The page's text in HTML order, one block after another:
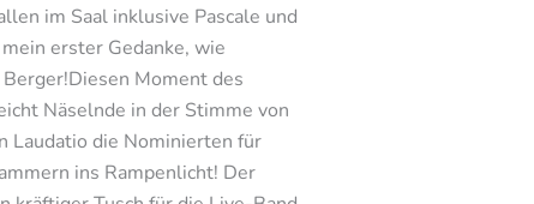
im Saal inklusive Pascale und
erster Gedanke, wie
Moment des
Näselnde in der Stimme von
Laudatio die Nominierten für
ins Rampenlicht! Der